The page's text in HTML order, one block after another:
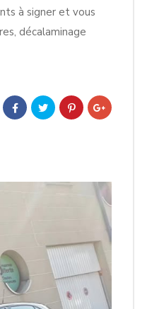
à signer et vous
décalaminage